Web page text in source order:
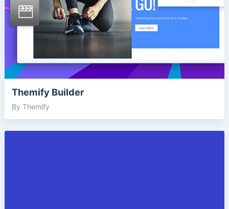
Themify Builder
By Themify